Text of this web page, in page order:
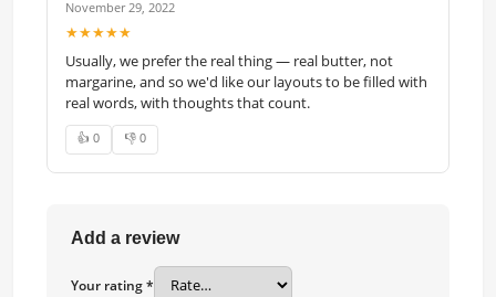
November 29, 2022
★★★★★
Usually, we prefer the real thing — real butter, not
margarine, and so we'd like our layouts to be filled with
real words, with thoughts that count.
👍 0 👎 0
Add a review
Your rating *